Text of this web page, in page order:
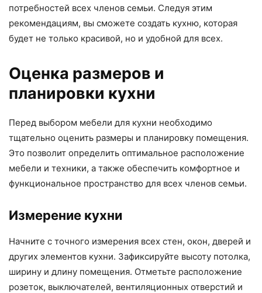
потребностей всех членов семьи. Следуя этим
рекомендациям, вы сможете создать кухню, которая
будет не только красивой, но и удобной для всех.
Оценка размеров и
планировки кухни
Перед выбором мебели для кухни необходимо
тщательно оценить размеры и планировку помещения.
Это позволит определить оптимальное расположение
мебели и техники, а также обеспечить комфортное и
функциональное пространство для всех членов семьи.
Измерение кухни
Начните с точного измерения всех стен, окон, дверей и
других элементов кухни. Зафиксируйте высоту потолка,
ширину и длину помещения. Отметьте расположение
розеток, выключателей, вентиляционных отверстий и